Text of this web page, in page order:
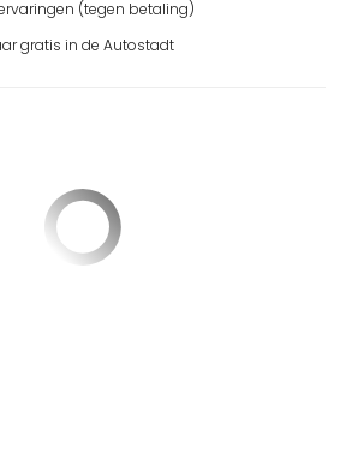
(tegen betaling)
gratis in de Autostadt